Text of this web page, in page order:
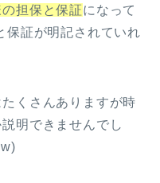
担保と保証になって
保証が明記されていれ
くさんありますが時
明できませんでし